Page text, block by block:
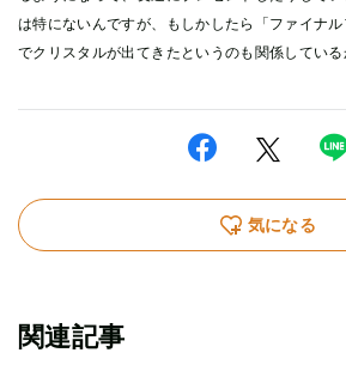
は特にないんですが、もしかしたら「ファイナ
でクリスタルが出てきたというのも関係している
気になる
関連記事